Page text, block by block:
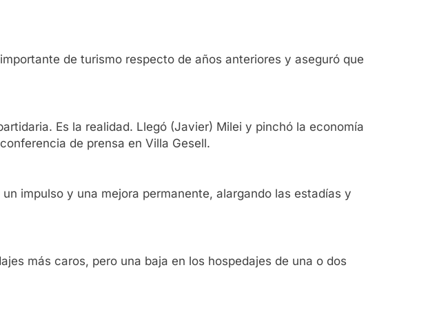
de turismo respecto de años anteriores y aseguró que
Es la realidad. Llegó (Javier) Milei y pinchó la economía
de prensa en Villa Gesell.
impulso y una mejora permanente, alargando las estadías y
más caros, pero una baja en los hospedajes de una o dos